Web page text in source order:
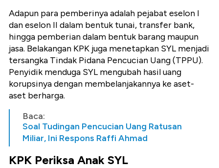
Adapun para pemberinya adalah pejabat eselon I
dan eselon II dalam bentuk tunai, transfer bank,
hingga pemberian dalam bentuk barang maupun
jasa. Belakangan KPK juga menetapkan SYL menjadi
tersangka Tindak Pidana Pencucian Uang (TPPU).
Penyidik menduga SYL mengubah hasil uang
korupsinya dengan membelanjakannya ke aset-
aset berharga.
Baca:
Soal Tudingan Pencucian Uang Ratusan
Miliar, Ini Respons Raffi Ahmad
KPK Periksa Anak SYL